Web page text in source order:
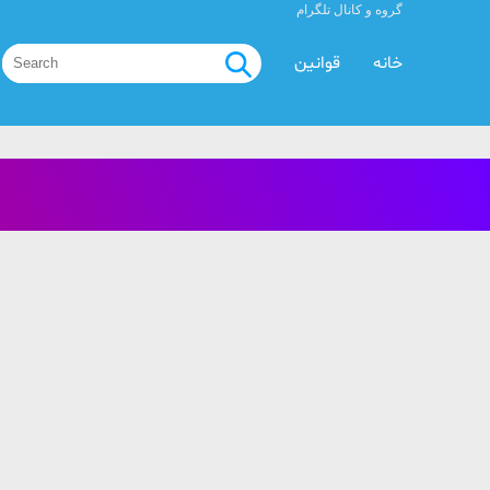
گروه و کانال تلگرام
قوانین خانه